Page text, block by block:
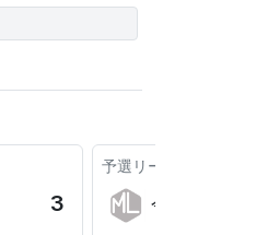
3
予選リーグ
今治中央FC